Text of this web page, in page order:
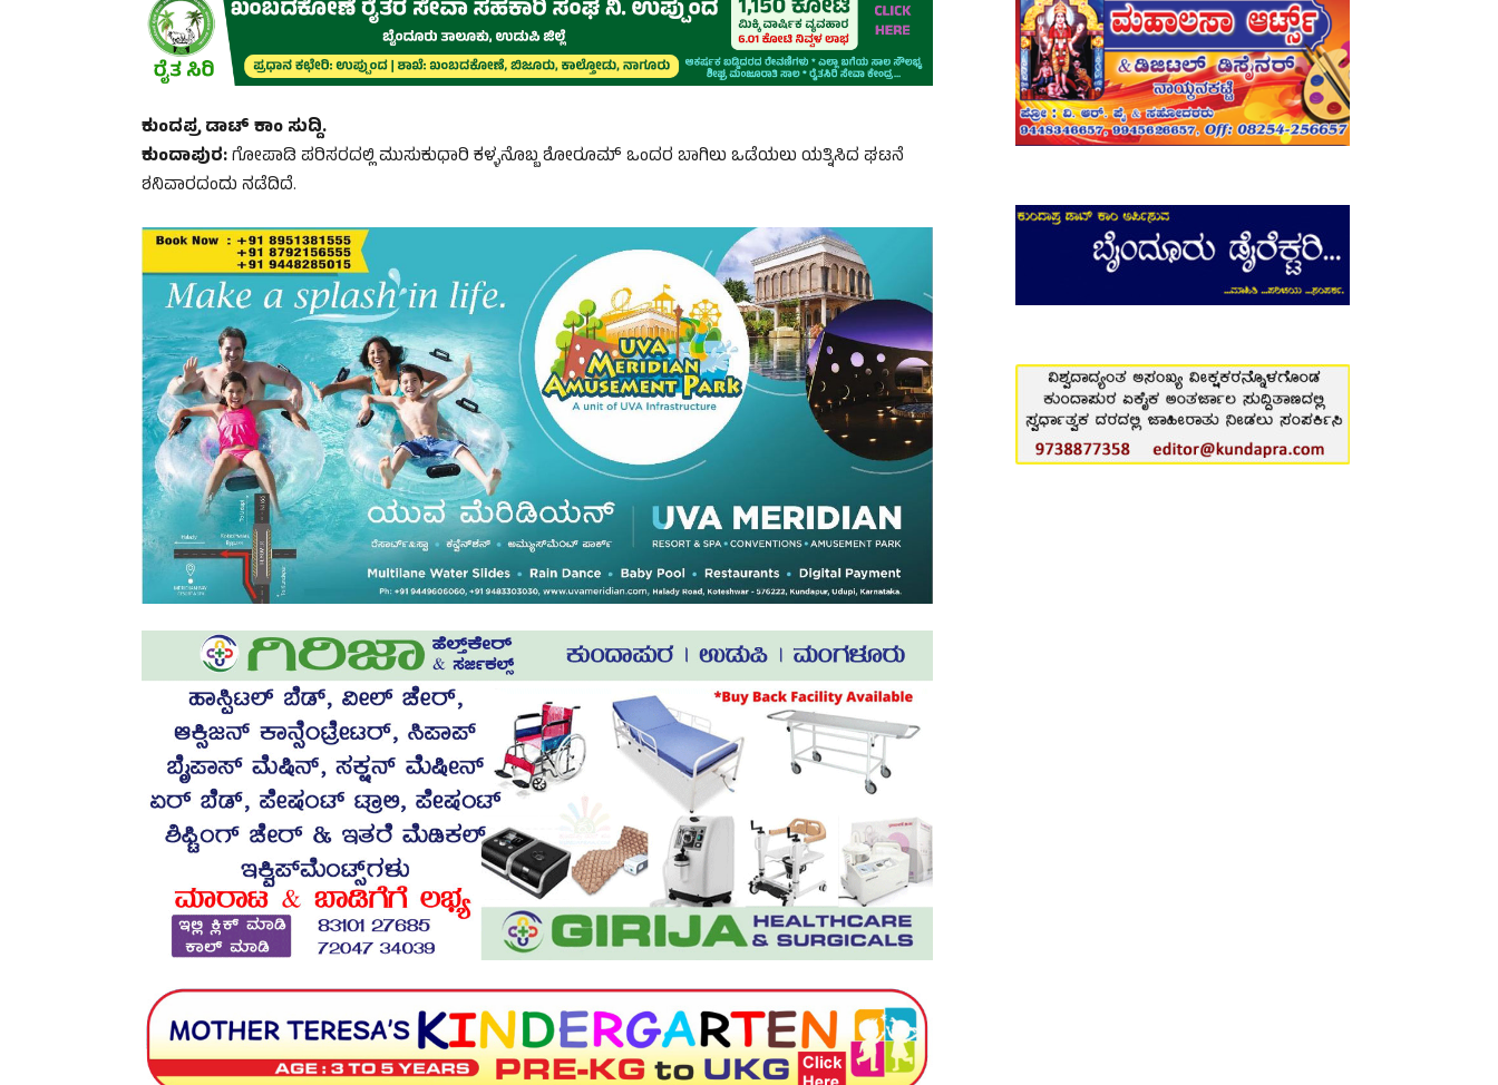
ಕುಂದಪ್ರ ಡಾಟ್‌ ಕಾಂ ಸುದ್ದಿ.
ಕುಂದಾಪುರ:ಗೋಪಾಡಿ ಪರಿಸರದಲ್ಲಿ ಮುಸುಕುಧಾರಿ ಕಳ್ಳನೊಬ್ಬ ಶೋರೂಮ್ ಒಂದರ ಬಾಗಿಲು ಒಡೆಯಲು ಯತ್ನಿಸಿದ ಘಟನೆ
ಶನಿವಾರದಂದು ನಡೆದಿದೆ.